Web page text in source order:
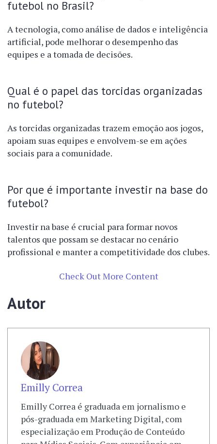
futebol no Brasil?
A tecnologia, como análise de dados e inteligência
artificial, pode melhorar o desempenho das
equipes e a tomada de decisões.
Qual é o papel das torcidas organizadas
no futebol?
As torcidas organizadas trazem emoção aos jogos,
apoiam suas equipes e envolvem-se em ações
sociais para a comunidade.
Por que é importante investir na base do
futebol?
Investir na base é crucial para formar novos
talentos que possam se destacar no cenário
profissional e manter a competitividade dos clubes.
Check Out More Content
Autor
Emilly Correa
Emilly Correa é graduada em jornalismo e
pós-graduada em Marketing Digital, com
especialização em Produção de Conteúdo